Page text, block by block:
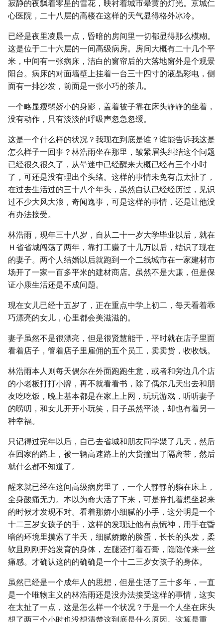
寂静的夜飘着零星的雪花，映衬着城市晕黄的灯光。京城仁
心医院，二十八层的高楼在这样的天气显得格外冰冷。
已经是夜里凌晨一点，昏暗的房间里一切都显得那么模糊。
这是位于二十六层的一间高级病房。房间大概有二十几个平
米，中间有一张病床，洁白的窗帘后的大落地窗外是个观景
阳台。病床的对面墙壁上挂着一台三十四寸的液晶彩电，侧
面有一排沙发，前面是一张小巧的茶几。
一个略显瘦弱娇小的身影，盖着被子靠在床头静静的坐着，
没有动作，只有淡淡的呼吸声忽急忽缓。
这是一个什么样的状况？我现在到底是谁？谁能告诉我这是
怎么样子一回事？林浩雨坐在那里，皱紧眉头纠结这个问题
已经很久很久了，从晕迷中已经醒来大概已经有三个小时
了，可还是没有理出个头绪。这样的事情未免有点太扯了，
在过去生活过的三十八个年头，虽然自认已经经历过，见识
过不少大风大浪，奇闻逸事，可是这样的事情，还是让他没
有办法接受。
林浩雨，现年三十八岁，自从二十一岁大学毕业以后，就在
Ｈ省省城闯荡了两年，靠打工赚了十几万以后，结识了现在
的妻子。两个人结婚以后就跑到一个二线城市在一家建材市
场开了一家一百多平米的建材商店。虽然不是大赚，但是保
证小康生活还是不成问题。
现在女儿已经十五岁了，正在重点中学上初二，每天看着乖
巧漂亮的女儿，心里都会美滋滋的。
妻子虽然不是很漂亮，但是很贤慧能干，平时就在店子里面
看着店子，管着店子里雇佣的五个员工，卖卖货，收收钱。
林浩雨本人则每天偶尔在外面跑跑生意，或者和旁边几个店
的小老板打打小牌，再不就看看书，除了偶尔几天出去和朋
友吃吃饭，晚上基本都是在家上上网，玩玩游戏，听听妻子
的唠叨，和女儿开开小玩笑，日子虽然平淡，却也有着另一
种幸福。
只记得过完年以后，自己去省城和朋友同学聚了几天，然后
在回家的路上，被一辆高速路上的大货撞出了隔离带，然后
就什么都不知道了。
醒来就已经在这间高级病房里了，一个人静静的躺在床上，
全身酸痛无力。本以为命大活了下来，可是挣扎着想坐起来
的时候才发现不对。看着那娇小细腻的小手，这分明是一个
十二三岁女孩子的手，这样的发现让他有点慌神，用手在昏
暗的环境里摸索了半天，细腻娇嫩的脸蛋，长长的头发，柔
软且刚刚开始发育的身体，左腿还打着石膏，隐隐传来一丝
痛感。才确认这的的确确是一个十二三岁女孩子的身体。
虽然已经是一个成年人的思想，但是生活了三十多年，一直
是一个唯物主义的林浩雨还是没办法接受这样的事情，这实
在太扯了一点，这是怎么样一个状况？于是一个人坐在床头
想了两三个小时也没想清楚这到底是什么原因。这算是重